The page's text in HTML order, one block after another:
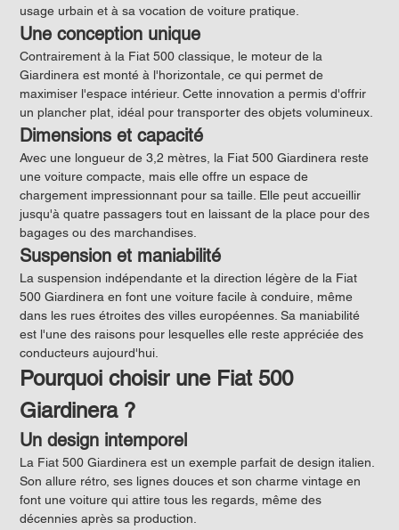
usage urbain et à sa vocation de voiture pratique.
Une conception unique
Contrairement à la Fiat 500 classique, le moteur de la
Giardinera est monté à l'horizontale, ce qui permet de
maximiser l'espace intérieur. Cette innovation a permis d'offrir
un plancher plat, idéal pour transporter des objets volumineux.
Dimensions et capacité
Avec une longueur de 3,2 mètres, la Fiat 500 Giardinera reste
une voiture compacte, mais elle offre un espace de
chargement impressionnant pour sa taille. Elle peut accueillir
jusqu'à quatre passagers tout en laissant de la place pour des
bagages ou des marchandises.
Suspension et maniabilité
La suspension indépendante et la direction légère de la Fiat
500 Giardinera en font une voiture facile à conduire, même
dans les rues étroites des villes européennes. Sa maniabilité
est l'une des raisons pour lesquelles elle reste appréciée des
conducteurs aujourd'hui.
Pourquoi choisir une Fiat 500
Giardinera ?
Un design intemporel
La Fiat 500 Giardinera est un exemple parfait de design italien.
Son allure rétro, ses lignes douces et son charme vintage en
font une voiture qui attire tous les regards, même des
décennies après sa production.